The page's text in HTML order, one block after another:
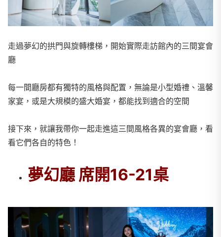
走過夢幻的拱門與旋轉樓梯，開始實際走訪館內的三間宴會
廳
每一間廳房都有獨特的風格與配置，無論是小型婚禮、溫馨
家宴，或是大規模的盛大婚宴，都能找到適合的空間
接下來，就讓我帶你一起走進這三間風格各異的宴會廳，看
看它們各自的特色！
夢幻廳 席開16-21桌